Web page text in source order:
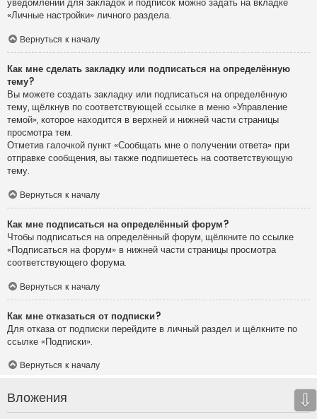
уведомлений для закладок и подписок можно задать на вкладке
«Личные настройки» личного раздела.
Вернуться к началу
Как мне сделать закладку или подписаться на определённую
тему?
Вы можете создать закладку или подписаться на определённую
тему, щёлкнув по соответствующей ссылке в меню «Управление
темой», которое находится в верхней и нижней части страницы
просмотра тем.
Отметив галочкой пункт «Сообщать мне о получении ответа» при
отправке сообщения, вы также подпишетесь на соответствующую
тему.
Вернуться к началу
Как мне подписаться на определённый форум?
Чтобы подписаться на определённый форум, щёлкните по ссылке
«Подписаться на форум» в нижней части страницы просмотра
соответствующего форума.
Вернуться к началу
Как мне отказаться от подписки?
Для отказа от подписки перейдите в личный раздел и щёлкните по
ссылке «Подписки».
Вернуться к началу
Вложения ⇩